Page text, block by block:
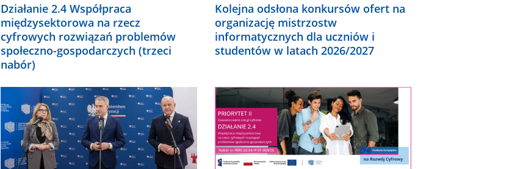
Działanie 2.4 Współpraca
międzysektorowa na rzecz
cyfrowych rozwiązań problemów
społeczno-gospodarczych (trzeci
nabór)
Kolejna odsłona konkursów ofert na
organizację mistrzostw
informatycznych dla uczniów i
studentów w latach 2026/2027